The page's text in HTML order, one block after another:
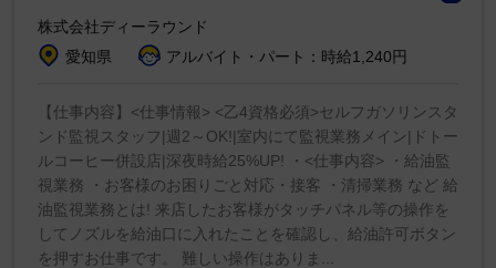
る可能性が高まったため、鼻整形のみ中止した。
というが、その他は痛みもなく終了。術後数日のダウン
タイムでは「腫れで眠れなかったりとかいろいろあっ
た」としつつ、術後約1カ月の顔を公開。てんちむに
「穏やかになった。しゃべり方も穏やかになった」と言
われ「人間変わった？」と笑った。
株式会社ディーラウンド
愛知県
アルバイト・パート：時給1,240円
【仕事内容】<仕事情報> <乙4資格必須>セルフガソリンスタ
ンド監視スタッフ|週2～OK!|室内にて監視業務メイン|ドトー
ルコーヒー併設店|深夜時給25%UP! ・<仕事内容> ・給油監
視業務 ・お客様のお困りごと対応・接客 ・清掃業務 など 給
油監視業務とは! 来店したお客様がタッチパネル等の操作を
してノズルを給油口に入れたことを確認し、給油許可ボタン
を押すお仕事です。 難しい操作はありま...